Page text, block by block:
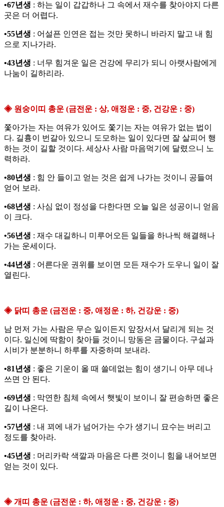
•67년생 : 하는 일이 갑갑하나 그 속에서 재수를 찾아야지 다른
곳은 더 어렵다.
•55년생 : 어설픈 인연은 접는 것만 못하니 바라지 말고 내 힘
으로 지나가라.
•43년생 : 너무 힘겨운 일은 건강에 무리가 되니 아랫사람에게
나눔이 길하리라.
◈ 원숭이띠 총운 (금전운 : 상, 애정운 : 중, 건강운 : 중)
쫓아가는 자는 여유가 있어도 쫓기는 자는 여유가 없는 법이
다. 길흉이 번갈아 있으니 도모하는 일이 있다면 잘 살피어 행
하는 것이 길할 것이다. 세상사 사람 마음먹기에 달렸으니 노
력하라.
•80년생 : 힘 안 들이고 얻는 것은 쉽게 나가는 것이니 공들여
얻어 보라.
•68년생 : 사심 없이 정성을 다한다면 오늘 일은 성공이니 얻음
이 크다.
•56년생 : 재수 대길하니 미루어오든 일들을 하나씩 해결해나
가는 운세이다.
•44년생 : 어른다운 권위를 보이면 모든 재수가 도우니 일이 잘
열린다.
◈ 닭띠 총운 (금전운 : 중, 애정운 : 하, 건강운 : 중)
남 먼저 가는 사람은 무슨 일이든지 앞장서서 달리게 되는 것
이다. 일신에 딱함이 찾아들 것이니 망동은 금물이다. 구설과
시비가 분분하니 하루를 자중하며 보내라.
•81년생 : 좋은 기운이 올 때 쓸데없는 힘이 생기니 아무 데나
쓰면 안 된다.
•69년생 : 막연한 침체 속에서 햇빛이 보이니 잘 편승하면 좋은
길이 나온다.
•57년생 : 내 꾀에 내가 넘어가는 수가 생기니 묘수는 버리고
정도를 찾아라.
•45년생 : 머리카락 색깔과 마음은 다른 것이니 힘을 내어보면
얻는 것이 있다.
◈ 개띠 총운 (금전운 : 하, 애정운 : 중, 건강운 : 중)